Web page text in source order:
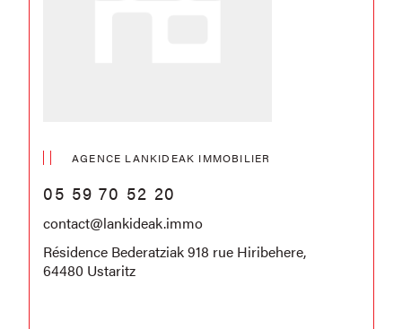
AGENCE LANKIDEAK IMMOBILIER
05 59 70 52 20
contact@lankideak.immo
Résidence Bederatziak 918 rue Hiribehere,
64480 Ustaritz